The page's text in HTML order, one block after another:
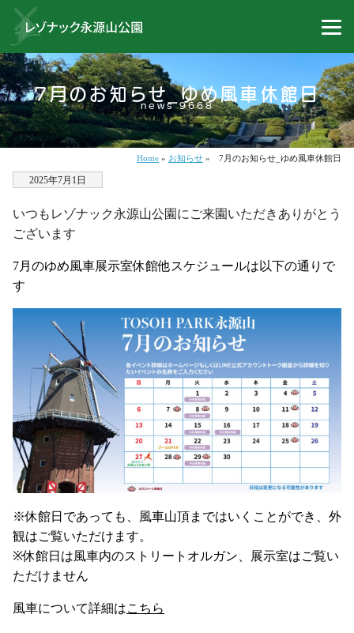
7月のお知らせ_ゆめ風車休館日
news 9668
Home » お知らせ » 7月のお知らせ_ゆめ風車休館日
2025年7月1日
いつもレゾナック永源山公園にご来園いただきありがとう
ございます
7月のゆめ風車展示室休館他スケジュールは以下の通りで
す
※休館日であっても、風車山頂まではいくことができ、外
観はご覧いただけます。
※休館日は風車内のストリートオルガン、展示室はご覧い
ただけません
風車について詳細はこちら